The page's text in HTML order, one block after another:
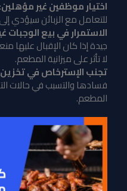
اختيار موظفين غير مؤهلين:
للتعامل مع الزبائن سيؤدي إلى
الاستمرار في بيع الوجبات
جيدة إذا كان الإقبال
لا تأثر على ميزانية المطعم.
تجنب الإسترخاص في
فسادها والتسبب في حالات
المطعم.